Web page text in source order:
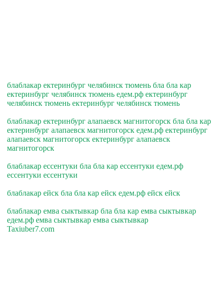
блаблакар ектеринбург челябинск тюмень бла бла кар
ектеринбург челябинск тюмень едем.рф ектеринбург
челябинск тюмень ектеринбург челябинск тюмень
блаблакар ектеринбург алапаевск магнитогорск бла бла кар
ектеринбург алапаевск магнитогорск едем.рф ектеринбург
алапаевск магнитогорск ектеринбург алапаевск
магнитогорск
блаблакар ессентуки бла бла кар ессентуки едем.рф
ессентуки ессентуки
блаблакар ейск бла бла кар ейск едем.рф ейск ейск
блаблакар емва сыктывкар бла бла кар емва сыктывкар
едем.рф емва сыктывкар емва сыктывкар
Taxiuber7.com